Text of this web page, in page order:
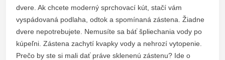
dvere. Ak chcete moderný sprchovací kút, stačí vám
vyspádovaná podlaha, odtok a spomínaná zástena. Žiadne
dvere nepotrebujete. Nemusíte sa báť špliechania vody po
kúpeľni. Zástena zachytí kvapky vody a nehrozí vytopenie.
Prečo by ste si mali dať práve sklenenú zástenu? Ide o